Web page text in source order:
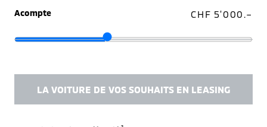
Acompte CHF 5'000.–
LA VOITURE DE VOS SOUHAITS EN LEASING